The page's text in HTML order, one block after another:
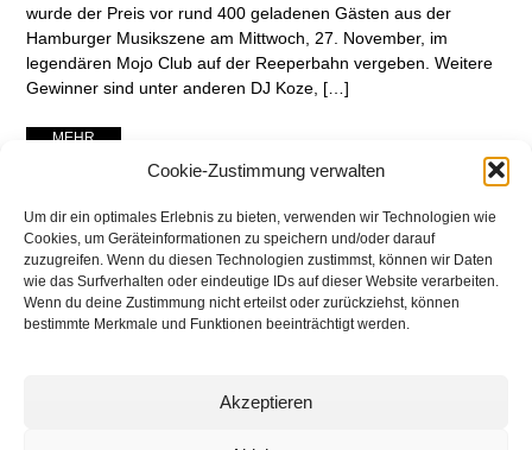
Cookie-Zustimmung verwalten
Um dir ein optimales Erlebnis zu bieten, verwenden wir Technologien wie
Cookies, um Geräteinformationen zu speichern und/oder darauf
zuzugreifen. Wenn du diesen Technologien zustimmst, können wir Daten
wie das Surfverhalten oder eindeutige IDs auf dieser Website verarbeiten.
Wenn du deine Zustimmung nicht erteilst oder zurückziehst, können
bestimmte Merkmale und Funktionen beeinträchtigt werden.
Akzeptieren
wurde der Preis vor rund 400 geladenen Gästen aus der
Hamburger Musikszene am Mittwoch, 27. November, im
legendären Mojo Club auf der Reeperbahn vergeben. Weitere
Gewinner sind unter anderen DJ Koze, […]
... MEHR ...
networking Media | Artist